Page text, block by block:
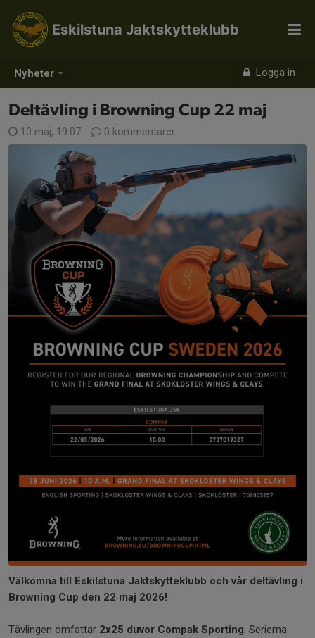
Nyheter Logga in
Eskilstuna Jaktskytteklubb
Deltävling i Browning Cup 22 maj
10 maj, 19:07 0 kommentarer
Välkomna till Eskilstuna Jaktskytteklubb och vår deltävling i
Browning Cup den 22 maj 2026!
Tävlingen omfattar 2x25 duvor Compak Sporting. Serierna